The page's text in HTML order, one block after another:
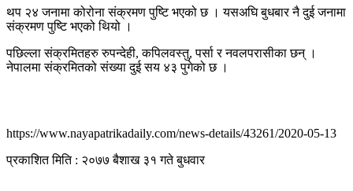
थप २४ जनामा कोरोना संक्रमण पुष्टि भएको छ । यसअघि बुधबार नै दुई जनामा
संक्रमण पुष्टि भएको थियो ।
पछिल्ला संक्रमितहरु रुपन्देही, कपिलवस्तु, पर्सा र नवलपरासीका छन् ।
नेपालमा संक्रमितको संख्या दुई सय ४३ पुगेको छ ।
https://www.nayapatrikadaily.com/news-details/43261/2020-05-13
प्रकाशित मिति : २०७७ बैशाख ३१ गते बुधवार